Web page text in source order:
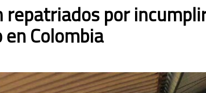
repatriados por
Colombia